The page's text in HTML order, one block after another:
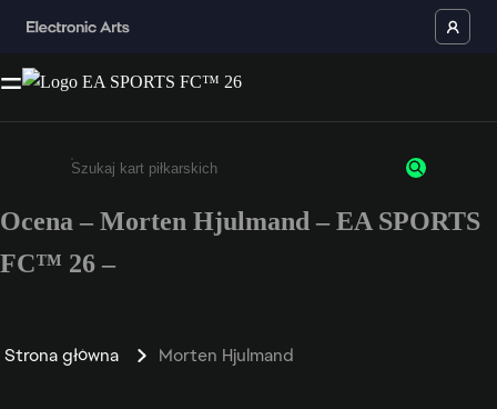
Wpisz co najmniej 3 znaki lub cyfry.
Ocena – Morten Hjulmand – EA SPORTS
FC™ 26 –
Strona główna Morten Hjulmand